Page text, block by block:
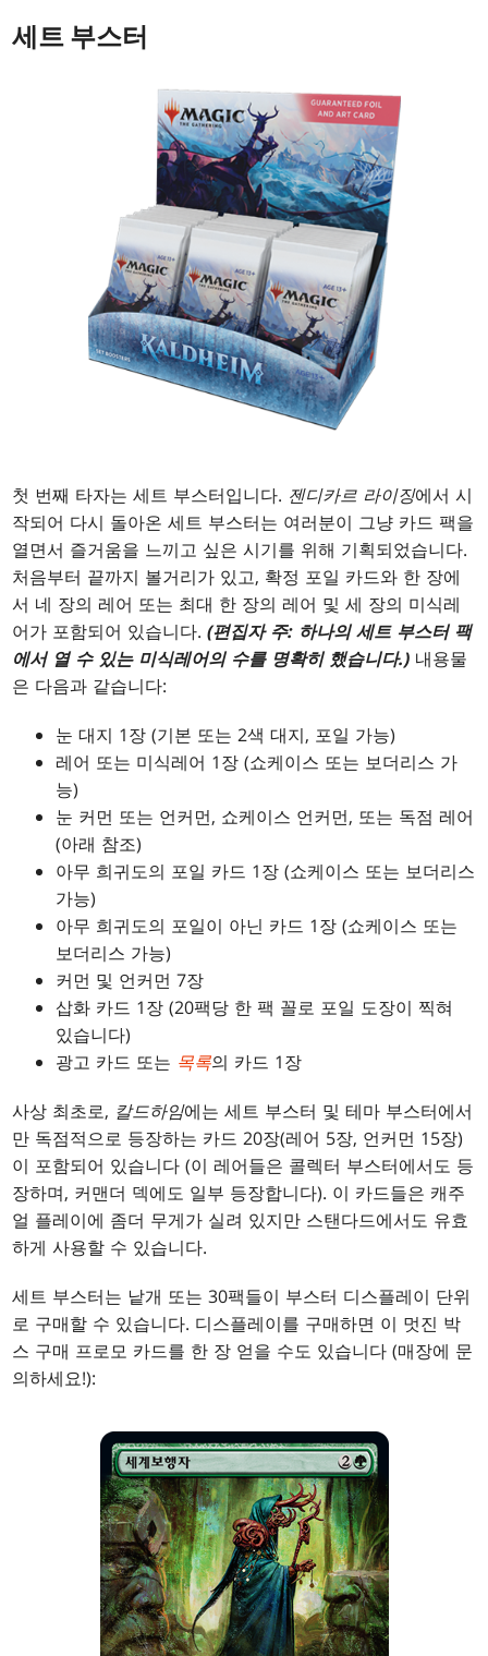
세트 부스터
첫 번째 타자는 세트 부스터입니다. 젠디카르 라이징에서 시
작되어 다시 돌아온 세트 부스터는 여러분이 그냥 카드 팩을
열면서 즐거움을 느끼고 싶은 시기를 위해 기획되었습니다.
처음부터 끝까지 볼거리가 있고, 확정 포일 카드와 한 장에
서 네 장의 레어 또는 최대 한 장의 레어 및 세 장의 미식레
어가 포함되어 있습니다.(편집자 주: 하나의 세트 부스터 팩
에서 열 수 있는 미식레어의 수를 명확히 했습니다.) 내용물
은 다음과 같습니다:
눈 대지 1장 (기본 또는 2색 대지, 포일 가능)
레어 또는 미식레어 1장 (쇼케이스 또는 보더리스 가
능)
눈 커먼 또는 언커먼, 쇼케이스 언커먼, 또는 독점 레어
(아래 참조)
아무 희귀도의 포일 카드 1장 (쇼케이스 또는 보더리스
가능)
아무 희귀도의 포일이 아닌 카드 1장 (쇼케이스 또는
보더리스 가능)
커먼 및 언커먼 7장
삽화 카드 1장 (20팩당 한 팩 꼴로 포일 도장이 찍혀
있습니다)
광고 카드 또는 목록의 카드 1장
사상 최초로, 칼드하임에는 세트 부스터 및 테마 부스터에서
만 독점적으로 등장하는 카드 20장(레어 5장, 언커먼 15장)
이 포함되어 있습니다 (이 레어들은 콜렉터 부스터에서도 등
장하며, 커맨더 덱에도 일부 등장합니다). 이 카드들은 캐주
얼 플레이에 좀더 무게가 실려 있지만 스탠다드에서도 유효
하게 사용할 수 있습니다.
세트 부스터는 낱개 또는 30팩들이 부스터 디스플레이 단위
로 구매할 수 있습니다. 디스플레이를 구매하면 이 멋진 박
스 구매 프로모 카드를 한 장 얻을 수도 있습니다 (매장에 문
의하세요!):